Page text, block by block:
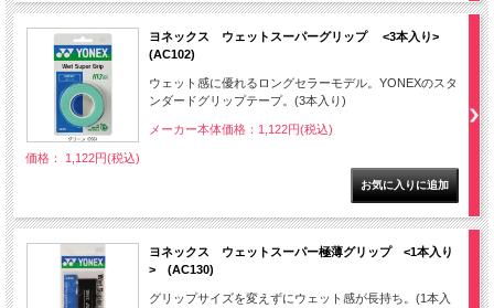
ヨネックス ウェットスーパーグリップ <3本入り>
(AC102)
ウェット感に優れるロングセラーモデル。YONEXのスタ
ンダードグリップテープ。(3本入り)
メーカー本体価格：1,122円(税込)
価格： 1,122円(税込)
ヨネックス ウェットスーパー極薄グリップ <1本入り
> (AC130)
グリップサイズを変えずにウェット感が長持ち。(1本入